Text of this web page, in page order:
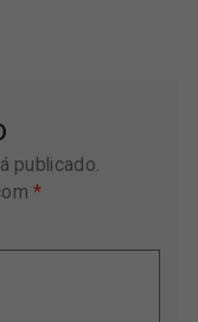
publicado.
*